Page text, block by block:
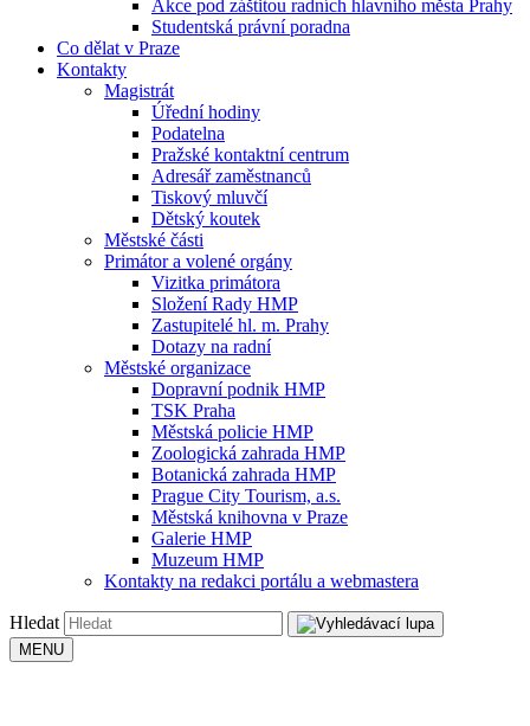
Akce pod záštitou radních hlavního města Prahy
Studentská právní poradna
Co dělat v Praze
Kontakty
Magistrát
Úřední hodiny
Podatelna
Pražské kontaktní centrum
Adresář zaměstnanců
Tiskový mluvčí
Dětský koutek
Městské části
Primátor a volené orgány
Vizitka primátora
Složení Rady HMP
Zastupitelé hl. m. Prahy
Dotazy na radní
Městské organizace
Dopravní podnik HMP
TSK Praha
Městská policie HMP
Zoologická zahrada HMP
Botanická zahrada HMP
Prague City Tourism, a.s.
Městská knihovna v Praze
Galerie HMP
Muzeum HMP
Kontakty na redakci portálu a webmastera
Hledat
MENU